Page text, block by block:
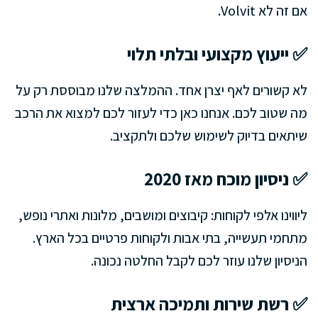
אם זה לא Volvit.
✅ ייעוץ מקצועי ובלתי תלוי
לא קשורים לאף יצרן אחד. ההמלצה שלנו מבוססת רק על
מה שטוב לכם. אנחנו כאן כדי לעזור לכם למצוא את הרכב
שיתאים בדיוק לשימוש שלכם ולתקציב.
✅ ניסיון מוכח מאז 2020
ליווינו אלפי לקוחות: קיבוצים ומושבים, מלונות ואתרי נופש,
מתחמי תעשייה, בתי אבות ולקוחות פרטיים בכל הארץ.
הניסיון שלנו עוזר לכם לקבל החלטה נכונה.
✅ רשת שירות ותמיכה ארצית